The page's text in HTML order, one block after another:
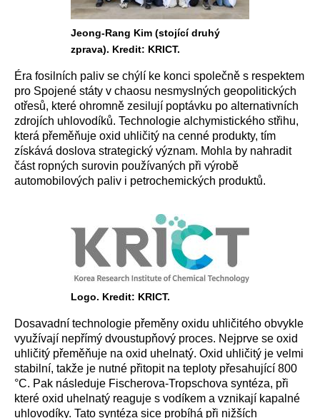
Jeong-Rang Kim (stojící druhý
zprava). Kredit: KRICT.
Éra fosilních paliv se chýlí ke konci společně s respektem
pro Spojené státy v chaosu nesmyslných geopolitických
otřesů, které ohromně zesilují poptávku po alternativních
zdrojích uhlovodíků. Technologie alchymistického střihu,
která přeměňuje oxid uhličitý na cenné produkty, tím
získává doslova strategický význam. Mohla by nahradit
část ropných surovin používaných při výrobě
automobilových paliv i petrochemických produktů.
Logo. Kredit: KRICT.
Dosavadní technologie přeměny oxidu uhličitého obvykle
využívají nepřímý dvoustupňový proces. Nejprve se oxid
uhličitý přeměňuje na oxid uhelnatý. Oxid uhličitý je velmi
stabilní, takže je nutné přitopit na teploty přesahující 800
°C. Pak následuje Fischerova-Tropschova syntéza, při
které oxid uhelnatý reaguje s vodíkem a vznikají kapalné
uhlovodíky. Tato syntéza sice probíhá při nižších